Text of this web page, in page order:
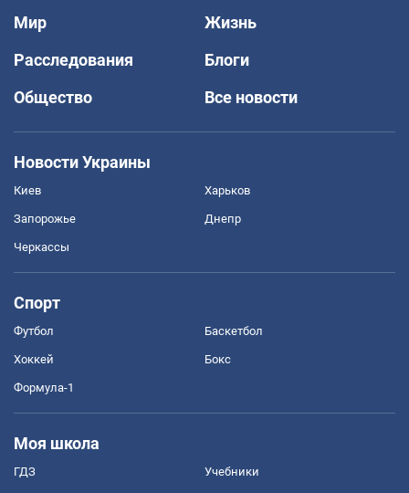
Мир
Жизнь
Расследования
Блоги
Общество
Все новости
Новости Украины
Киев Харьков
Запорожье Днепр
Черкассы
Спорт
Футбол Баскетбол
Хоккей Бокс
Формула-1
Моя школа
ГДЗ Учебники